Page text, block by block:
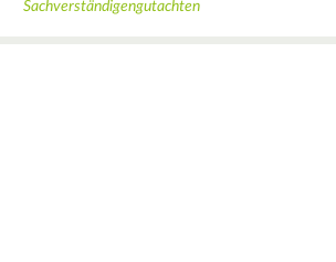
Sachverständigengutachten